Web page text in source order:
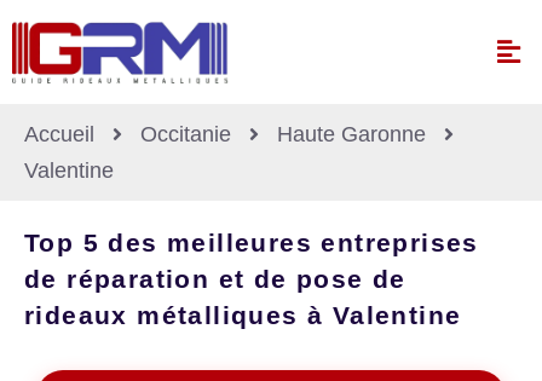
Accueil Occitanie
Haute Garonne
Valentine
Top 5 des meilleures entreprises
de réparation et de pose de
rideaux métalliques à Valentine